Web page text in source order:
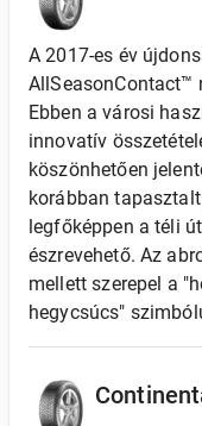
A 2017-es év
AllSeasonContact™
Ebben a városi
innovatív
köszönhetően
korábban
legfőképpen a téli
észrevehető. Az
mellett szerepel a
hegycsúcs"